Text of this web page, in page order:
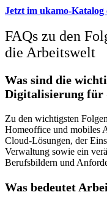
Jetzt im ukamo-Katalog
FAQs zu den
die Arbeitswelt
Was sind die
Digitalisierung für
Zu den wichtigsten
Homeoffice und mobiles
Cloud-Lösungen, der
Verwaltung sowie ein
Berufsbildern und
Was bedeutet